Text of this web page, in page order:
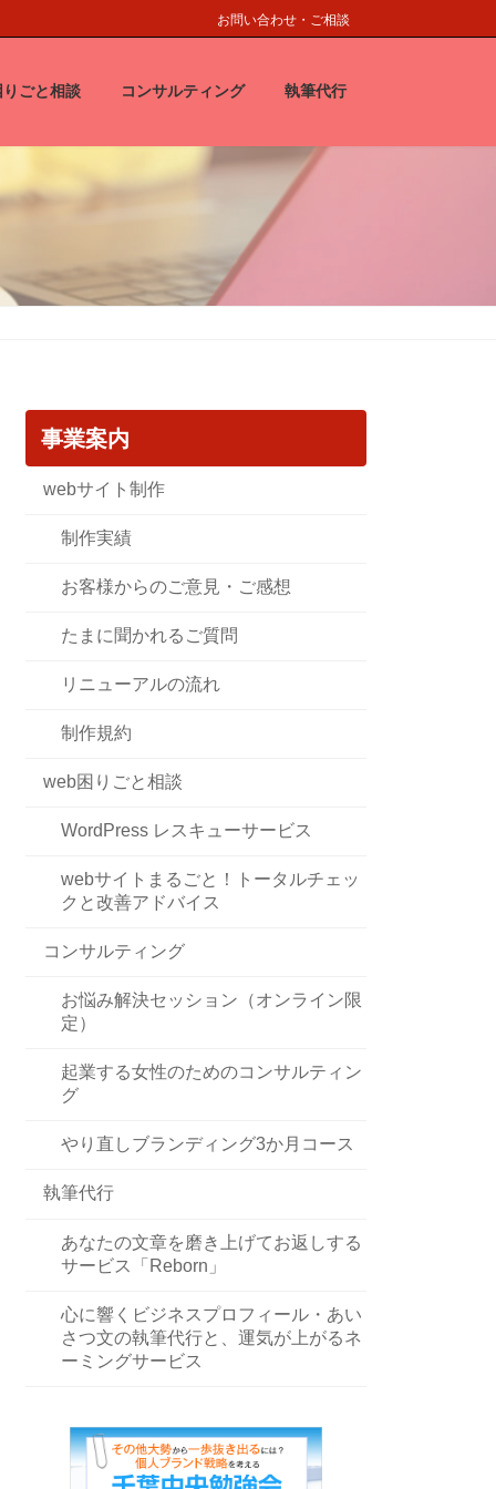
お問い合わせ・ご相談
ごと相談 コンサルティング 執筆代行
事業案内
webサイト制作
制作実績
お客様からのご意見・ご感想
たまに聞かれるご質問
リニューアルの流れ
制作規約
web困りごと相談
WordPress レスキューサービス
webサイトまるごと！トータルチェッ
クと改善アドバイス
コンサルティング
お悩み解決セッション（オンライン限
定）
起業する女性のためのコンサルティン
グ
やり直しブランディング3か月コース
執筆代行
あなたの文章を磨き上げてお返しする
サービス「Reborn」
心に響くビジネスプロフィール・あい
さつ文の執筆代行と、運気が上がるネ
ーミングサービス